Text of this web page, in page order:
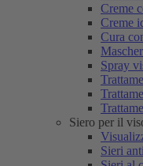
Creme
Creme
Cura
Spray
Siero per il
Sieri